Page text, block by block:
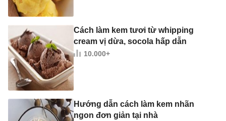
Cách làm kem tươi từ whipping
cream vị dừa, socola hấp dẫn
10.000+
Hướng dẫn cách làm kem nhãn
ngon đơn giản tại nhà